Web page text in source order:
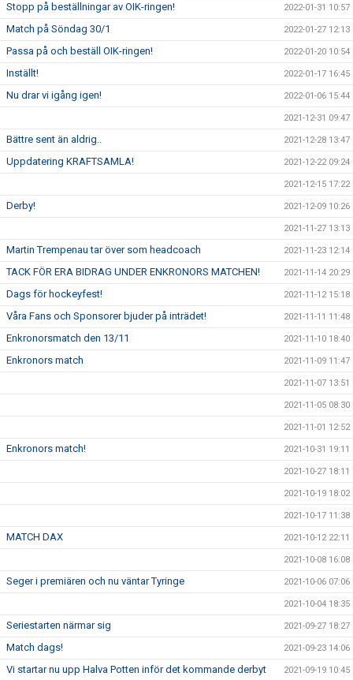
Stopp på beställningar av OIK-ringen! 2022-01-31 10:57
Match på Söndag 30/1 2022-01-27 12:13
Passa på och beställ OIK-ringen! 2022-01-20 10:54
Inställt! 2022-01-17 16:45
Nu drar vi igång igen! 2022-01-06 15:44
2021-12-31 09:47
Bättre sent än aldrig.. 2021-12-28 13:47
Uppdatering KRAFTSAMLA! 2021-12-22 09:24
2021-12-15 17:22
Derby! 2021-12-09 10:26
2021-11-27 13:13
Martin Trempenau tar över som headcoach 2021-11-23 12:14
TACK FÖR ERA BIDRAG UNDER ENKRONORS MATCHEN! 2021-11-14 20:29
Dags för hockeyfest! 2021-11-12 15:18
Våra Fans och Sponsorer bjuder på inträdet! 2021-11-11 11:48
Enkronorsmatch den 13/11 2021-11-10 18:40
Enkronors match 2021-11-09 11:47
2021-11-07 13:51
2021-11-05 08:30
2021-11-01 12:52
Enkronors match! 2021-10-31 19:11
2021-10-27 18:11
2021-10-19 18:02
2021-10-17 11:38
MATCH DAX 2021-10-12 22:11
2021-10-08 16:08
Seger i premiären och nu väntar Tyringe 2021-10-06 07:06
2021-10-04 18:35
Seriestarten närmar sig 2021-09-27 18:27
Match dags! 2021-09-23 14:06
Vi startar nu upp Halva Potten inför det kommande derbyt 2021-09-19 10:45